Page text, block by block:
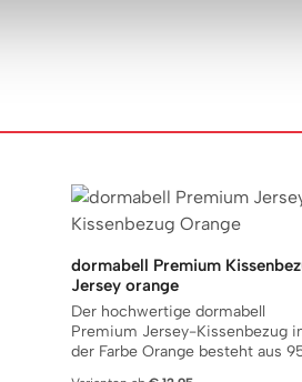
Details
dormabell Premium
Jersey orange
Der hochwertige dormabell
Premium Jersey-Kissenbezug
der Farbe Orange besteht aus